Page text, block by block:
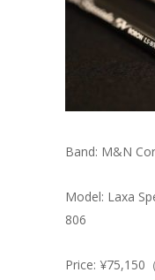
Band: M&N
Model: Laxa
806
Price: ¥75,150